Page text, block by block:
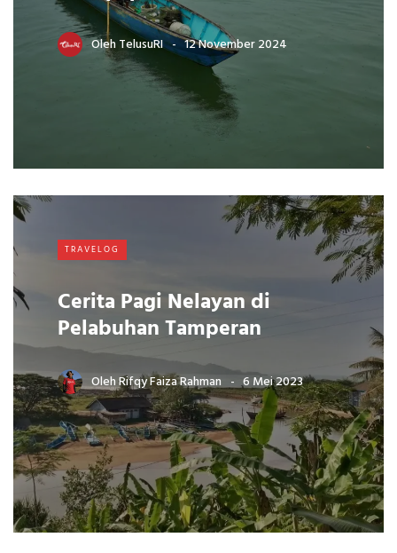
OlehTelusuRI 12 November 2024
TRAVELOG
Cerita Pagi Nelayan di
Pelabuhan Tamperan
OlehRifqy Faiza Rahman 6 Mei 2023